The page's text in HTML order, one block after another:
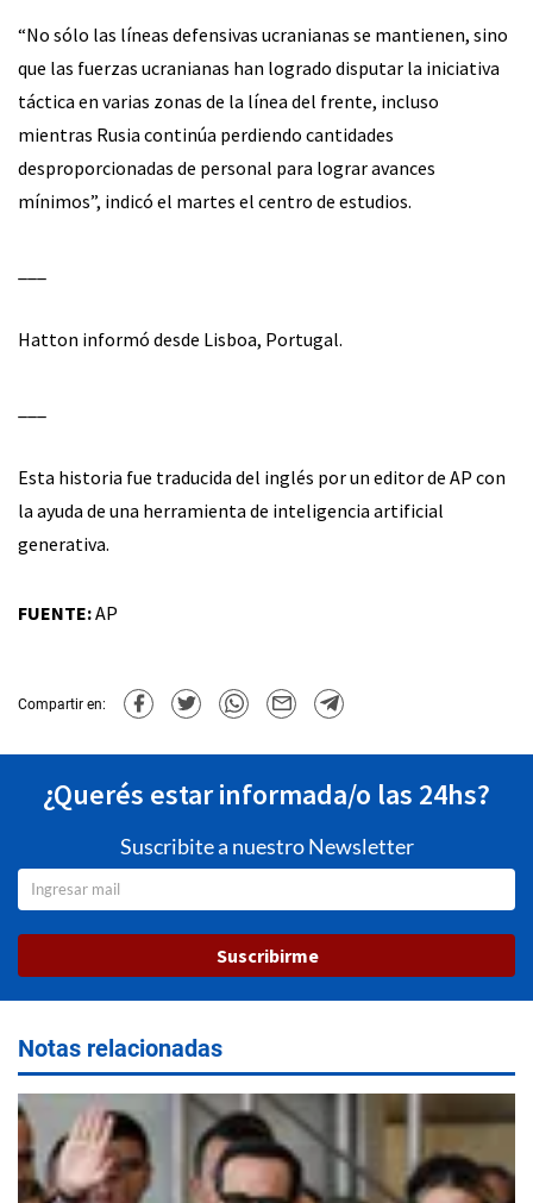
“No sólo las líneas defensivas ucranianas se mantienen, sino
que las fuerzas ucranianas han logrado disputar la iniciativa
táctica en varias zonas de la línea del frente, incluso
mientras Rusia continúa perdiendo cantidades
desproporcionadas de personal para lograr avances
mínimos”, indicó el martes el centro de estudios.
Hatton informó desde Lisboa, Portugal.
Esta historia fue traducida del inglés por un editor de AP con
la ayuda de una herramienta de inteligencia artificial
generativa.
FUENTE:AP
Compartir en:
¿Querés estar informada/o las 24hs?
Suscribite a nuestro Newsletter
Suscribirme
Notas relacionadas